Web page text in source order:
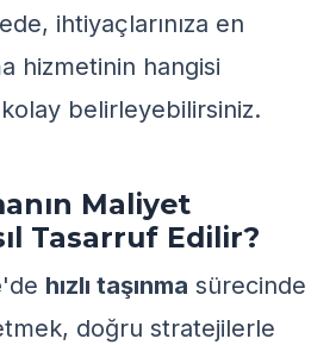
ihtiyaçlarınıza en
hizmetinin hangisi
belirleyebilirsiniz.
Maliyet
Tasarruf Edilir?
'de hızlı taşınma sürecinde
doğru stratejilerle